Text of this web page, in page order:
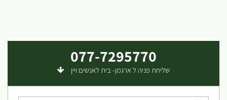
077-7295770
שליחת פניה ל ארגמן- בית לאנשים ויין